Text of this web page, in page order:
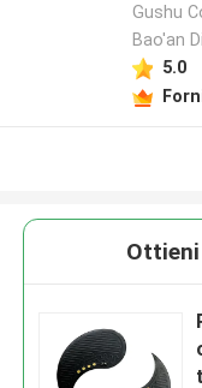
Gushu
Bao'an
5.0